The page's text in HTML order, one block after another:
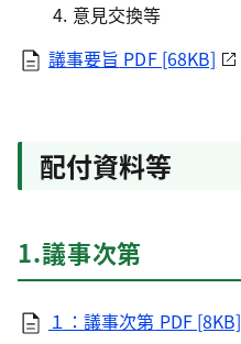
意見交換等
議事要旨 PDF [68KB]
配付資料等
1.議事次第
１：議事次第 PDF [8KB]